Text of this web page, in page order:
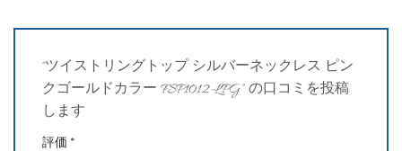
“ツイストリングトップ シルバーネックレス ピン
クゴールドカラー FSP1012-LPG” の口コミを投稿
します
評価 *